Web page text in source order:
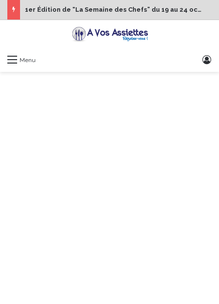
1er Édition de “La Semaine des Chefs” du 19 au 24 octobre 2026
Menu